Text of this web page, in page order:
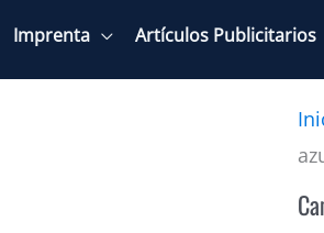
Imprenta Artículos Publicitarios